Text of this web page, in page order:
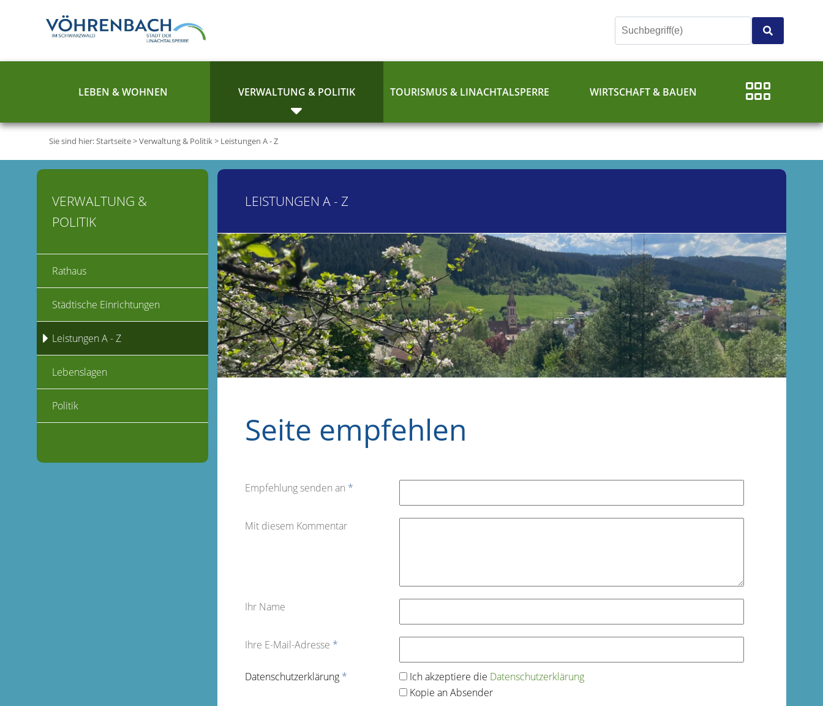
LEBEN & WOHNEN VERWALTUNG & POLITIK TOURISMUS & LINACHTALSPERRE WIRTSCHAFT & BAUEN
Sie sind hier:Startseite>Verwaltung & Politik> Leistungen A - Z
LEISTUNGEN A - Z
Seite empfehlen
Empfehlung senden an *
Mit diesem Kommentar
Ihr Name
Ihre E-Mail-Adresse *
Datenschutz­erklärung * Ich akzeptiere die Datenschutz­erklärung
Kopie an Absender
VERWALTUNG &
POLITIK
Rathaus
Städtische Einrichtungen
Leistungen A - Z
Lebenslagen
Politik